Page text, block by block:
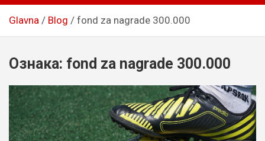
Glavna Blog fond za nagrade 300.000
Ознака: fond za nagrade 300.000